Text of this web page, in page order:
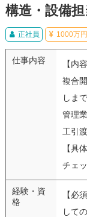
構造・設備
正社員 1000万円
仕事内容
【内
複合
しま
管理
工引
【具
チェ
経験・資
格
【必
して